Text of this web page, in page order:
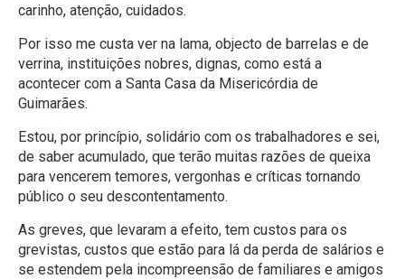
carinho, atenção, cuidados.
Por isso me custa ver na lama, objecto de barrelas e de
verrina, instituições nobres, dignas, como está a
acontecer com a Santa Casa da Misericórdia de
Guimarães.
Estou, por princípio, solidário com os trabalhadores e sei,
de saber acumulado, que terão muitas razões de queixa
para vencerem temores, vergonhas e críticas tornando
público o seu descontentamento.
As greves, que levaram a efeito, tem custos para os
grevistas, custos que estão para lá da perda de salários e
se estendem pela incompreensão de familiares e amigos